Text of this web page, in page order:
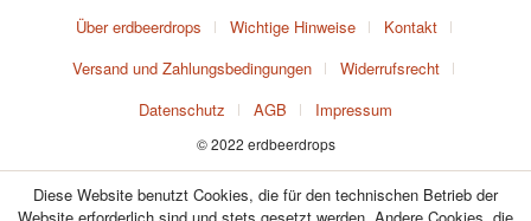
Über erdbeerdrops
Wichtige Hinweise
Kontakt
Versand und Zahlungsbedingungen
Widerrufsrecht
Datenschutz
AGB Impressum
© 2022 erdbeerdrops
Diese Website benutzt Cookies, die für den technischen Betrieb der